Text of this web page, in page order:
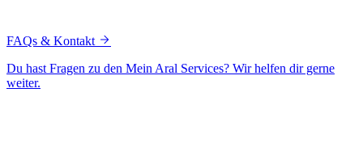
FAQs & Kontakt
Du hast Fragen zu den Mein Aral Services? Wir helfen dir gerne
weiter.